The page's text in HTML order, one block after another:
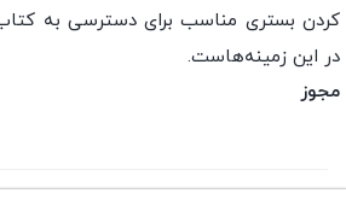
کردن بستری مناسب برای دسترسی به
در این زمینه‌هاست.
مجوز